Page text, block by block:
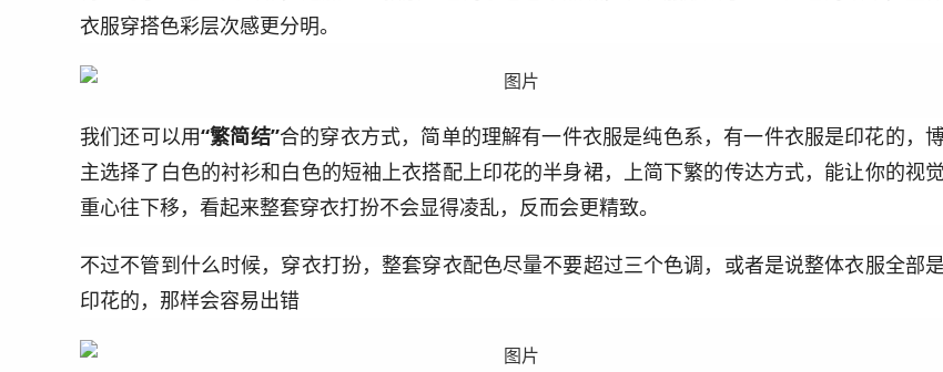
衣服穿搭色彩层次感更分明。
我们还可以用“繁简结”合的穿衣方式，简单的理解有一件衣服是纯色系，有一件衣服是印花的，
主选择了白色的衬衫和白色的短袖上衣搭配上印花的半身裙，上简下繁的传达方式，能让你的视觉
重心往下移，看起来整套穿衣打扮不会显得凌乱，反而会更精致。
不过不管到什么时候，穿衣打扮，整套穿衣配色尽量不要超过三个色调，或者是说整体衣服全部是
印花的，那样会容易出错